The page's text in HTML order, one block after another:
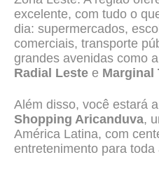
excelente, com tudo o
dia: supermercados,
comerciais, transporte
grandes avenidas como a
Radial Leste e Marginal
Além disso, você estará
Shopping Aricanduva,
América Latina, com
entretenimento para toda